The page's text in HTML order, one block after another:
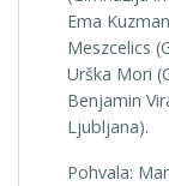
Ema
Meszcelics
Urška Mori
Benjamin
Ljubljana).
Pohvala: